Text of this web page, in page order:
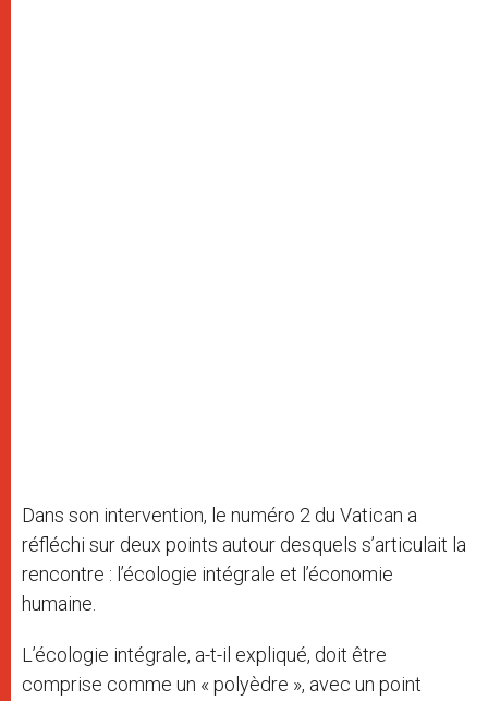
Dans son intervention, le numéro 2 du Vatican a
réfléchi sur deux points autour desquels s’articulait la
rencontre : l’écologie intégrale et l’économie
humaine.
L’écologie intégrale, a-t-il expliqué, doit être
comprise comme un « polyèdre », avec un point